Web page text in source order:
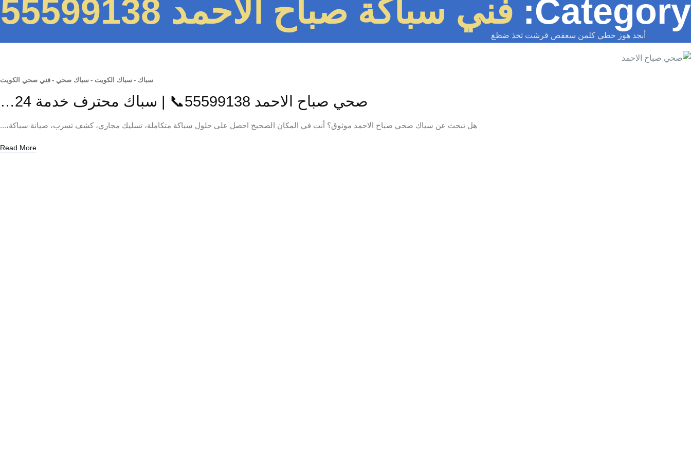
Category: فني سباكة صباح الأحمد 55599138
أبجد هوز حطي كلمن سعفص قرشت ثخذ ضظغ
سباك - سباك الكويت - سباك صحي - فني صحي الكويت
صحي صباح الاحمد 55599138📞 | سباك محترف خدمة 24…
هل تبحث عن سباك صحي صباح الاحمد موثوق؟ أنت في المكان الصحيح احصل على حلول سباكة متكاملة، تسليك مجاري، كشف تسرب، صيانة سباكة،...
Read More